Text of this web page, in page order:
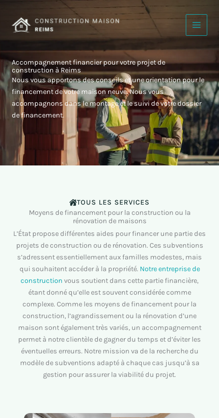
contenu
Accompagnement financier pour votre projet de
construction à Reims
Nous vous apportons des conseils et une orientation pour le
financement de votre maison neuve. Nous vous
accompagnons dans le montage et le suivi de votre dossier
de financement.
TOUS LES SERVICES
Moyens de financement pour la construction ou la
rénovation de maisons
L’État propose différentes aides pour financer une partie des
projets de construction ou de rénovation. Ces subventions
s’adressent essentiellement aux familles modestes, mais
qui souhaitent accéder à la propriété. Notre entreprise de
construction vous soutient dans cette partie financière,
étant donné qu’elle est souvent considérée comme
complexe. Comme les moyens de financement pour la
construction, l’agrandissement ou la rénovation d’une
maison sont également très variés, un accompagnement
permet à notre clientèle de gagner du temps et d’éviter les
éventuelles erreurs. Notre mission va de la recherche du
modèle de subventions adapté à chaque cas jusqu’à sa
gestion pour assurer la viabilité du projet.